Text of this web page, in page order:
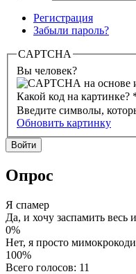
Регистрация
Забыли пароль?
CAPTCHA
Вы человек?
Какой код на картинке?
Введите символы,
Обновить картинку
Опрос
Я спамер
Да, и хочу заспамить весь
0%
Нет, я просто
100%
Всего голосов: 11